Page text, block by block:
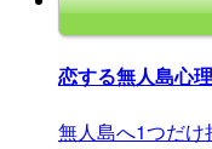
恋する無人島心
無人島へ1つだけ